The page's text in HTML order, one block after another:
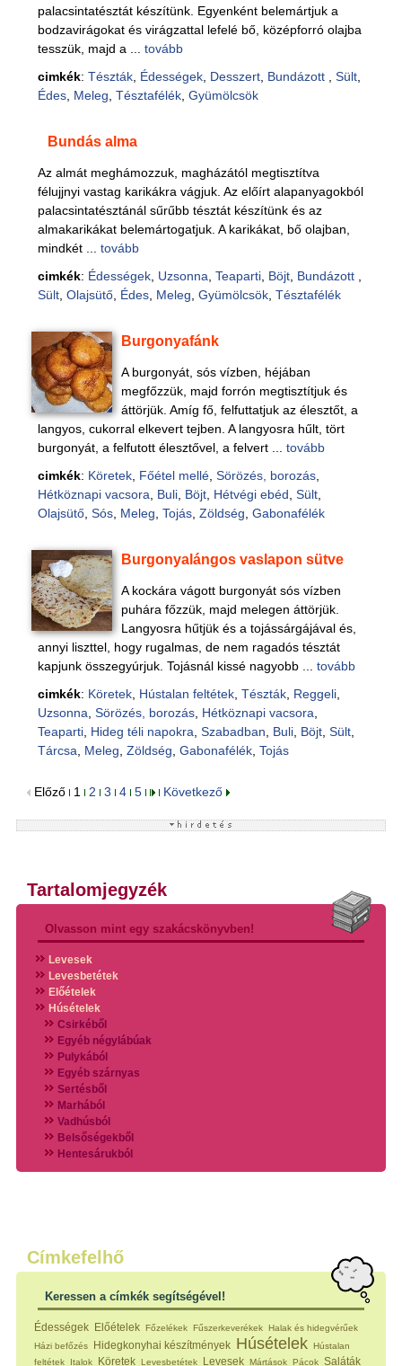
palacsintatésztát készítünk. Egyenként belemártjuk a
bodzavirágokat és virágzattal lefelé bő, középforró olajba
tesszük, majd a ... tovább
cimkék: Tészták, Édességek, Desszert, Bundázott Sült,
Édes, Meleg Tésztafélék, Gyümölcsök
Bundás alma
Az almát meghámozzuk, magházától megtisztítva
félujjnyi vastag karikákra vágjuk. Az előírt alapanyagokból
palacsintatésztánál sűrűbb tésztát készítünk és az
almakarikákat belemártogatjuk. A karikákat, bő olajban,
mindkét ... tovább
cimkék: Édességek, Uzsonna Teaparti, Böjt, Bundázott
Sült, Olajsütő, Édes, Meleg Gyümölcsök, Tésztafélék
Burgonyafánk
A burgonyát, sós vízben, héjában
megfőzzük, majd forrón megtisztítjuk és
áttörjük. Amíg fő, felfuttatjuk az élesztőt, a
langyos, cukorral elkevert tejben. A langyosra hűlt, tört
burgonyát, a felfutott élesztővel, a felvert ... tovább
cimkék: Köretek, Főétel mellé, Sörözés, borozás,
Hétköznapi vacsora
Buli, Böjt, Hétvégi ebéd Sült,
Olajsütő, Sós, Meleg Tojás, Zöldség Gabonafélék
Burgonyalángos vaslapon sütve
A kockára vágott burgonyát sós vízben
puhára főzzük, majd melegen áttörjük.
Langyosra hűtjük és a tojássárgájával és,
annyi liszttel, hogy rugalmas, de nem ragadós tésztát
kapjunk összegyúrjuk. Tojásnál kissé nagyobb ... tovább
cimkék: Köretek, Hústalan feltétek, Tészták, Reggeli,
Uzsonna Sörözés, borozás, Hétköznapi vacsora
Teaparti, Hideg téli napokra Szabadban Buli, Böjt, Sült,
Tárcsa
Meleg Zöldség Gabonafélék, Tojás
Előző 1 2 3 4 5 Következő
Tartalomjegyzék
Olvasson mint egy szakácskönyvben!
Levesek
Levesbetétek
Előételek
Húsételek
Csirkéből
Egyéb négylábúak
Pulykából
Egyéb szárnyas
Sertésből
Marhából
Vadhúsból
Belsőségekből
Hentesárukból
Vadszárnyasokból
Köretek
Klasszikus főzelékek
Zöldséges ételek
Hidegkonyhai készítmények
Főtt tészták
Címkefelhő
Keressen a címkék segítségével!
Édességek Előételek Főzelékek Fűszerkeverékek Halak és hidegvérűek
Házi befőzés
Hidegkonyhai készítmények Húsételek Hústalan
feltétek
Italok Köretek Levesbetétek Levesek Mártások Pácok Saláták